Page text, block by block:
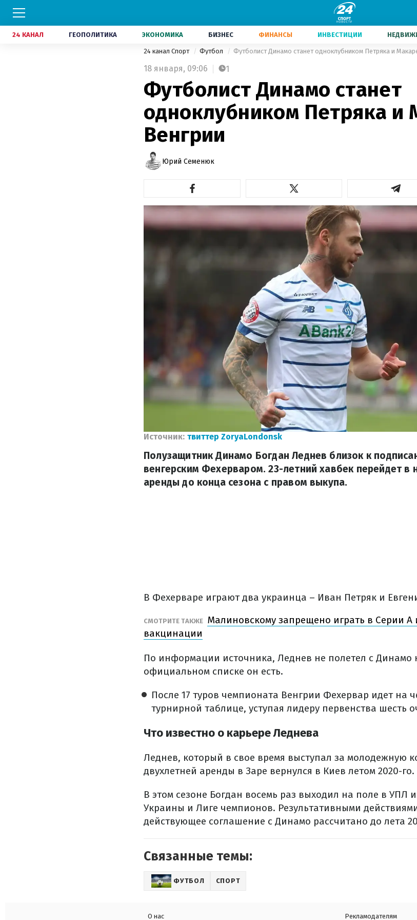
24 КАНАЛ ГЕОПОЛИТИКА ЭКОНОМИКА БИЗНЕС ФИНАНСЫ ИНВЕСТИЦИИ
24 канал Спорт Футбол Футболист Динамо станет одноклубником Петряка и
18 января, 09:06 1
Футболист Динамо станет
одноклубником Петряка и
Венгрии
Юрий Семенюк
Источник: твиттер ZoryaLondonsk
Полузащитник Динамо Богдан Леднев близок к
венгерским Фехерваром. 23-летний хавбек перейдет в
аренды до конца сезона с правом выкупа.
В Фехерваре играют два украинца – Иван Петряк и
СМОТРИТЕ ТАКЖЕ Малиновскому запрещено играть в Серии А
вакцинации
По информации источника, Леднев не полетел с Динамо
официальном списке он есть.
После 17 туров чемпионата Венгрии Фехервар идет на
турнирной таблице, уступая лидеру первенства шесть
Что известно о карьере Леднева
Леднев, который в свое время выступал за молодежную
двухлетней аренды в Заре вернулся в Киев летом 2020-го.
В этом сезоне Богдан восемь раз выходил на поле в УПЛ
Украины и Лиге чемпионов. Результативными
действующее соглашение с Динамо рассчитано до лета
Связанные темы:
ФУТБОЛ СПОРТ
О нас
Рекламодателям